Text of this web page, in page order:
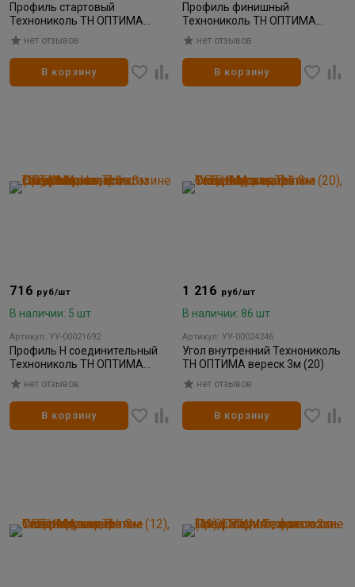
Профиль стартовый
Технониколь ТН ОПТИМА
жасмин 3м (44)
нет отзывов
В корзину
Профиль финишный
Технониколь ТН ОПТИМА
вереск 3м (48)
нет отзывов
В корзину
716 руб/шт
В наличии: 5 шт
Артикул: УУ-00021692
Профиль H соединительный
Технониколь ТН ОПТИМА
мелисса 3м (10)
нет отзывов
В корзину
1 216 руб/шт
В наличии: 86 шт
Артикул: УУ-00024246
Угол внутренний Технониколь
ТН ОПТИМА вереск 3м (20)
нет отзывов
В корзину